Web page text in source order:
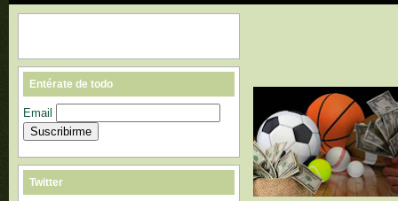
Entérate de todo
Email
Twitter